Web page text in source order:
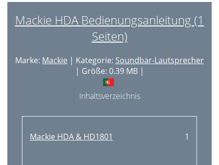
Mackie HDA Bedienungsanleitung (1
Seiten)
Marke: Mackie | Kategorie: Soundbar-Lautsprecher
| Größe: 0.39 MB |
Inhaltsverzeichnis
Mackie HDA & HD1801 1